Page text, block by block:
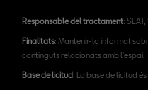
Responsable del tractament:
Finalitats: Mantenir-lo informat
continguts relacionats amb l'espai.
Base de licitud: La base de licitud